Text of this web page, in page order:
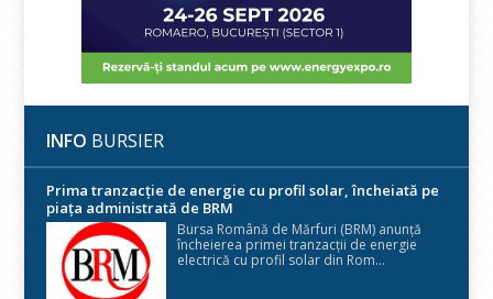
INFO BURSIER
Prima tranzacție de energie cu profil solar, încheiată pe
piața administrată de BRM
Bursa Română de Mărfuri (BRM) anunță
încheierea primei tranzacții de energie
electrică cu profil solar din Rom...